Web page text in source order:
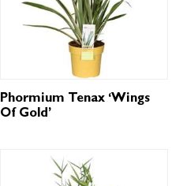
Phormium Tenax ‘Wings
Of Gold’